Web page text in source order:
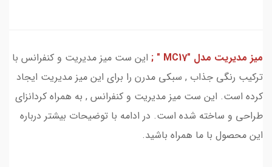
میز مدیریت مدل "MC17 " ;
این ست میز مدیریت و کنفرانس با
ترکیب رنگی جذاب , سبکی مدرن را برای این میز مدیریت ایجاد
کرده است. این ست میز مدیریت و کنفرانس , به همراه کردانزای
طراحی و ساخته شده است. در ادامه با توضیحات بیشتر درباره
این محصول با ما همراه باشید.